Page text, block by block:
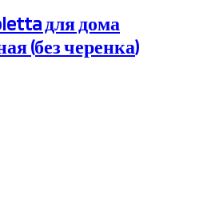
для дома
(без черенка)